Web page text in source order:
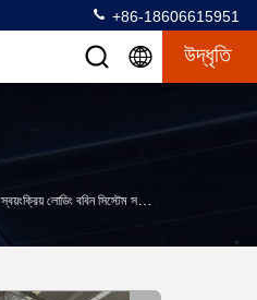
+86-18606615951
উদ্ধৃতি
স্বয়ংক্রিয় লোডিং ববিন সিস্টেম সহ JLK-500/61 ওয়্যার রিজিড স্ট্র্যান্ডিং মেশিন